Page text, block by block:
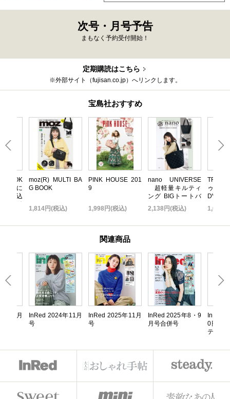
次号・月号予告
まもなく予約受付開始！
定期購読はこちら
※外部サイト（fujisan.co.jp）へリンクします。
宝島社おすすめ
BOOK
限に
れ込
moz(R) MULTI BA
G BOOK
1,814円(税込)
PINK HOUSE 201
9
1,998円(税込)
nano UNIVERSE
超軽量キルティ
ング BIGトートバ
ッグBOOK
2,138円(税込)
TRF イ
ゥ・ダ
DVD
TOP
1,058
関連商品
年4月
InRed 2024年11月
号
InRed 2025年11月
号
InRed 2025年8・9
月号合併号
InRed
0円シ
テルラ